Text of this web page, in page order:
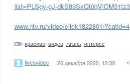
list=PLSgy-gJ-
www.ntv.ru/video/click1822801/?catid=4
красиво видео жизнь интерес
livesvideo 20 декабря 2020, 12:38